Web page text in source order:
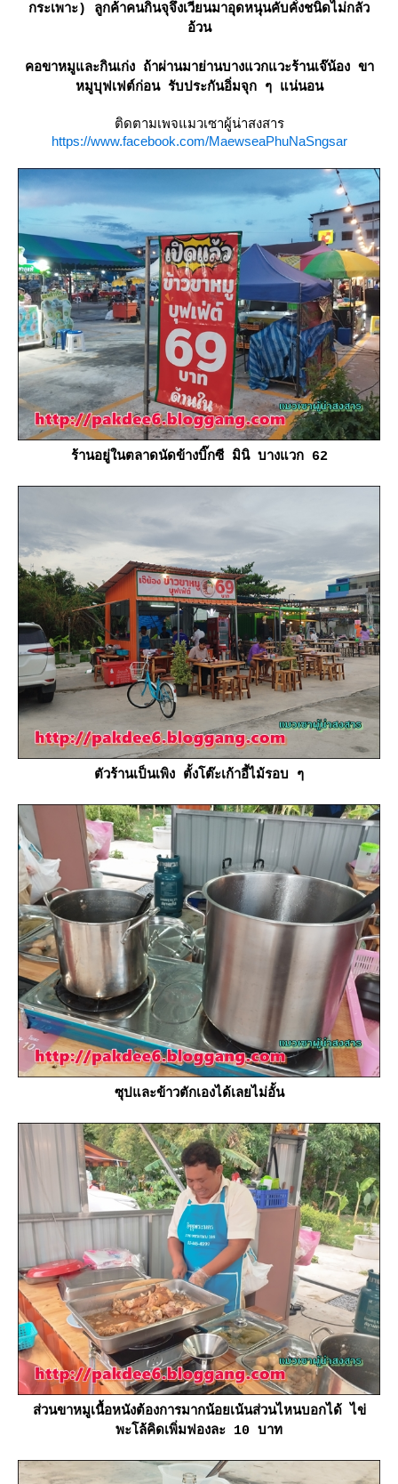
กระเพาะ) ลูกค้าคนกินจุจึงเวียนมาอุดหนุนคับคั่งชนิดไม่กลัว
อ้วน
คอขาหมูและกินเก่ง ถ้าผ่านมาย่านบางแวกแวะร้านเจ๊น้อง ขา
หมูบุฟเฟต์ก่อน รับประกันอิ่มจุก ๆ แน่นอน
ติดตามเพจแมวเซาผู้น่าสงสาร
https://www.facebook.com/MaewseaPhuNaSngsar
ร้านอยู่ในตลาดนัดข้างบิ๊กซี มินิ บางแวก 62
ตัวร้านเป็นเพิง ตั้งโต๊ะเก้าอี้ไม้รอบ ๆ
ซุปและข้าวตักเองได้เลยไม่อั้น
ส่วนขาหมูเนื้อหนังต้องการมากน้อยเน้นส่วนไหนบอกได้ ไข่
พะโล้คิดเพิ่มฟองละ 10 บาท